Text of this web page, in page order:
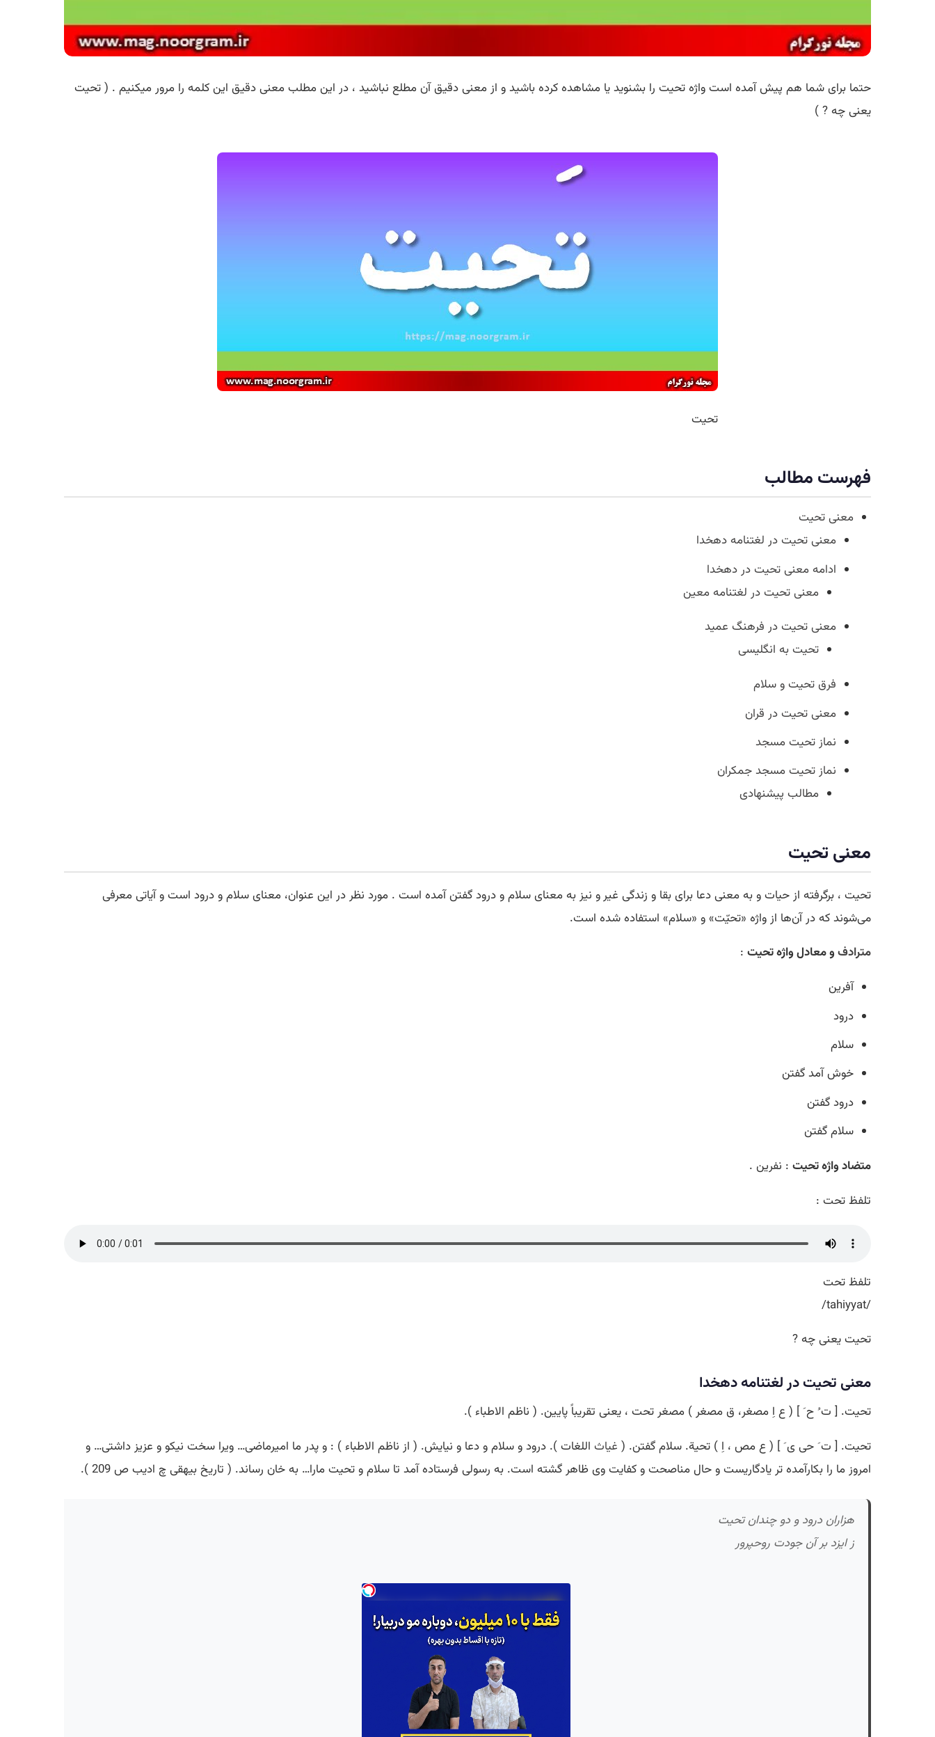
حتما برای شما هم پیش آمده است واژه تحیت را بشنوید یا مشاهده کرده باشید و از معنی دقیق آن مطلع نباشید ، در این مطلب معنی دقیق این کلمه را مرور میکنیم . ( تحیت
یعنی چه ? )
تحیت
فهرست مطالب
معنی تحیت
معنی تحیت در لغتنامه دهخدا
ادامه معنی تحیت در دهخدا
معنی تحیت در لغتنامه معین
معنی تحیت در فرهنگ عمید
تحیت به انگلیسی
فرق تحيت و سلام
معنی تحیت در قران
نماز تحیت مسجد
نماز تحیت مسجد جمکران
مطالب پیشنهادی
معنی تحیت
تحیت ، برگرفته از حیات و به معنی دعا برای بقا و زندگی غیرو نیز به معنای سلام و درود گفتن آمده است . مورد نظر در اين عنوان، معناى سلام و درود است و آیاتی معرفی
می‌شوند که در آن‌ها از واژه «تحيّت» و «سلام» استفاده شده است.
مترادفو معادل واژه تحیت :
آفرین
درود
سلام
خوش آمد گفتن
درود گفتن
سلام گفتن
متضاد واژه تحیت : نفرین .
تلفظ تحت :
تلفظ تحت
/tahiyyat/
تحیت یعنی چه ?
معنی تحیت در لغتنامه دهخدا
تحیت. [ ت ُ ح َ ] ( ع اِ مصغر، ق مصغر ) مصغر تحت ، یعنی تقریباً پایین. ( ناظم الاطباء ).
تحیت. [ ت َ حی ی َ ] ( ع مص ، اِ ) تحیة. سلام گفتن. ( غیاث اللغات ). درود و سلام و دعا و نیایش. ( از ناظم الاطباء ) : و پدر ما امیرماضی… ویرا سخت نیکو و عزیز داشتی… و
امروز ما را بکارآمده تر یادگاریست و حال مناصحت و کفایت وی ظاهر گشته است. به رسولی فرستاده آمد تا سلام و تحیت مارا… به خان رساند. ( تاریخ بیهقی چ ادیب ص 209 ).
هزاران درود و دو چندان تحیت
ز ایزد بر آن جودت روحپرور